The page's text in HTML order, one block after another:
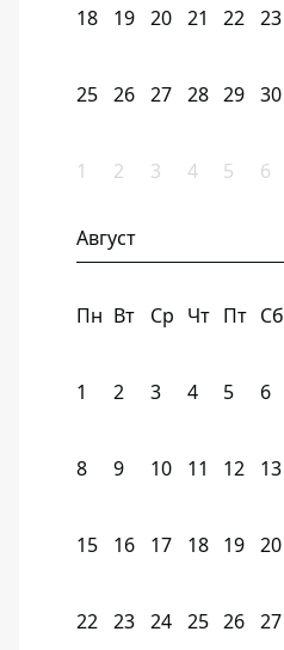
18 19 20 21 22 23
25 26 27 28 29 30
1 2 3 4 5 6
Август
Пн Вт Ср Чт Пт Сб
1 2 3 4 5 6
8 9 10 11 12 13
15 16 17 18 19 20
22 23 24 25 26 27